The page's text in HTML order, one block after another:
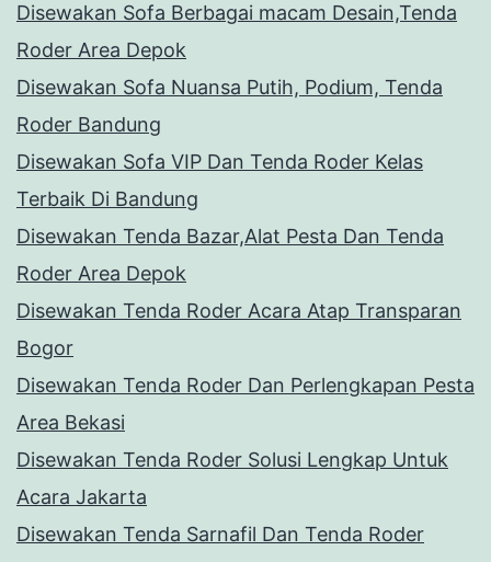
Disewakan Sofa Berbagai macam Desain,Tenda
Roder Area Depok
Disewakan Sofa Nuansa Putih, Podium, Tenda
Roder Bandung
Disewakan Sofa VIP Dan Tenda Roder Kelas
Terbaik Di Bandung
Disewakan Tenda Bazar,Alat Pesta Dan Tenda
Roder Area Depok
Disewakan Tenda Roder Acara Atap Transparan
Bogor
Disewakan Tenda Roder Dan Perlengkapan Pesta
Area Bekasi
Disewakan Tenda Roder Solusi Lengkap Untuk
Acara Jakarta
Disewakan Tenda Sarnafil Dan Tenda Roder